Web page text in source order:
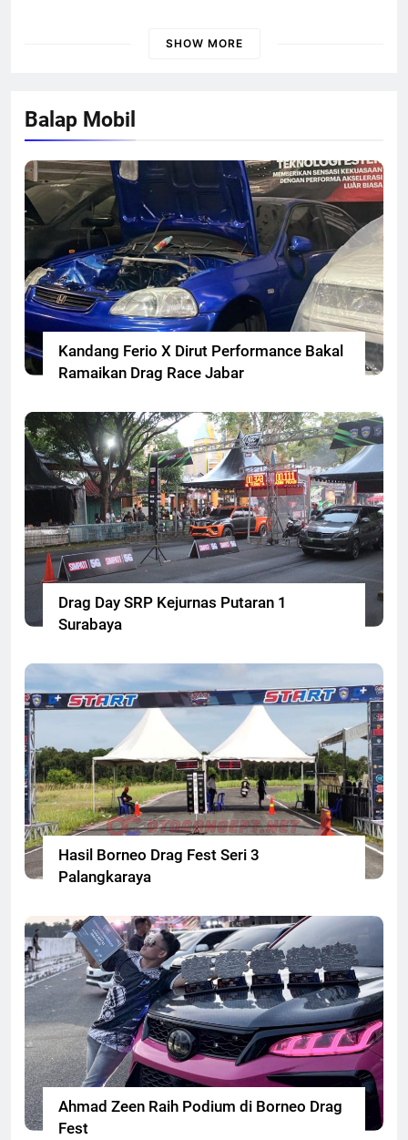
SHOW MORE
Balap Mobil
Kandang Ferio X Dirut Performance Bakal
Ramaikan Drag Race Jabar
Drag Day SRP Kejurnas Putaran 1
Surabaya
Hasil Borneo Drag Fest Seri 3
Palangkaraya
Ahmad Zeen Raih Podium di Borneo Drag
Fest